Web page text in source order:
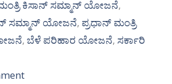
ಕಿಸಾನ್ ಸಮ್ಮಾನ್ ಯೋಜನೆ,
ಸಮ್ಮಾನ್ ಯೋಜನೆ, ಪ್ರಧಾನ್ ಮಂತ್ರಿ
, ಬೆಳೆ ಪರಿಹಾರ ಯೋಜನೆ, ಸರ್ಕಾರಿ